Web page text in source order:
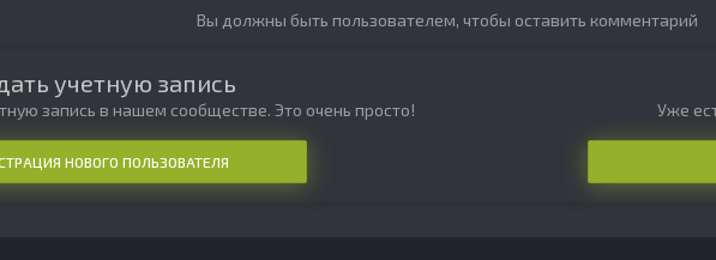
Вы должны быть пользователем, чтобы оставить комментарий
учетную запись
запись в нашем сообществе. Это очень просто!
НОВОГО ПОЛЬЗОВАТЕЛЯ
Уже